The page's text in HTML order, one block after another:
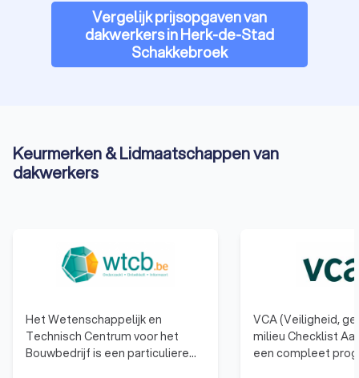
Vergelijk prijsopgaven van
dakwerkers in Herk-de-Stad
Schakkebroek
Keurmerken & Lidmaatschappen van
dakwerkers
Het Wetenschappelijk en
Technisch Centrum voor het
Bouwbedrijf is een particuliere
VCA (Veiligheid,
milieu Checklist
een compleet